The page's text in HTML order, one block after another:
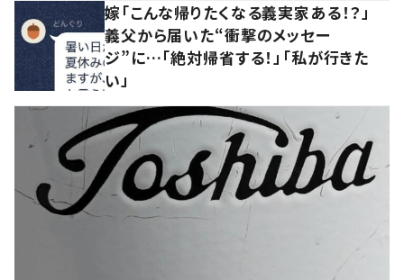
嫁「こんな帰りたくなる義実家ある！？」
義父から届いた“衝撃のメッセー
ジ”に…「絶対帰省する！」「私が行きた
い」